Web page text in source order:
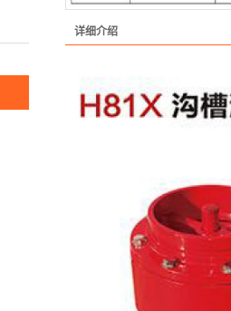
详细介绍